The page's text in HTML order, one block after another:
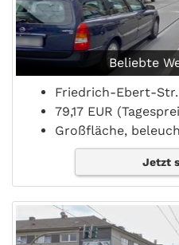
Beliebte
Friedrich-Ebert-Str.
79,17 EUR
Großfläche,
Jetzt